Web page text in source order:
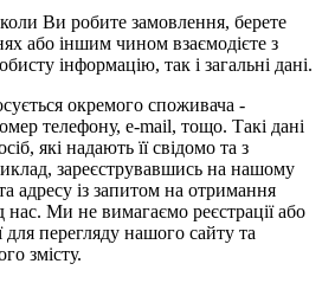
Ви робите замовлення, берете
або іншим чином взаємодієте з
інформацію, так і загальні дані.
окремого споживача -
телефону, e-mail, тощо. Такі дані
які надають її свідомо та з
зареєструвавшись на нашому
адресу із запитом на отримання
нас. Ми не вимагаємо реєстрації або
для перегляду нашого сайту та
змісту.